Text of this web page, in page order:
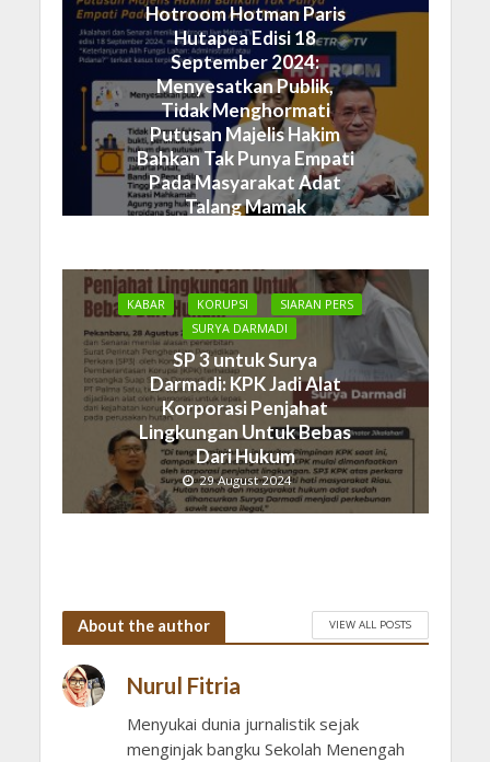
Hotroom Hotman Paris
Hutapea Edisi 18
September 2024:
Menyesatkan Publik,
Tidak Menghormati
Putusan Majelis Hakim
Bahkan Tak Punya Empati
Pada Masyarakat Adat
Talang Mamak
KABAR KORUPSI
SIARAN PERS
SURYA DARMADI
SP 3 untuk Surya
Darmadi: KPK Jadi Alat
Korporasi Penjahat
Lingkungan Untuk Bebas
Dari Hukum
29 August 2024
About the author VIEW ALL POSTS
Nurul Fitria
Menyukai dunia jurnalistik sejak
menginjak bangku Sekolah Menengah